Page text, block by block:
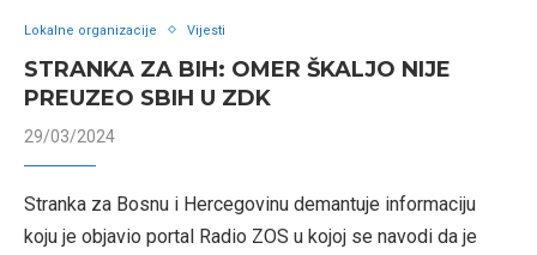
Lokalne organizacije Vijesti
STRANKA ZA BIH: OMER ŠKALJO NIJE
PREUZEO SBIH U ZDK
29/03/2024
Stranka za Bosnu i Hercegovinu demantuje informaciju
koju je objavio portal Radio ZOS u kojoj se navodi da je